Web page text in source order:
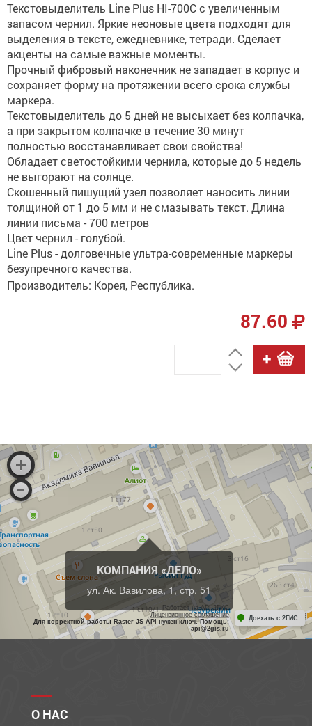
Текстовыделитель Line Plus HI-700C с увеличенным
запасом чернил. Яркие неоновые цвета подходят для
выделения в тексте, ежедневнике, тетради. Сделает
акценты на самые важные моменты.
Прочный фибровый наконечник не западает в корпус и
сохраняет форму на протяжении всего срока службы
маркера.
Текстовыделитель до 5 дней не высыхает без колпачка,
а при закрытом колпачке в течение 30 минут
полностью восстанавливает свои свойства!
Обладает светостойкими чернила, которые до 5 недель
не выгорают на солнце.
Скошенный пишущий узел позволяет наносить линии
толщиной от 1 до 5 мм и не смазывать текст. Длина
линии письма - 700 метров
Цвет чернил - голубой.
Line Plus - долговечные ультра-современные маркеры
безупречного качества.
Производитель: Корея, Республика.
87.60
КОМПАНИЯ «ДЕЛО»
ул. Ак. Вавилова, 1, стр. 51
Работает на API 2ГИС
Лицензионное соглашение
Для корректной работы Raster JS API нужен ключ. Помощь:
api@2gis.ru
Доехать с 2ГИС
О НАС